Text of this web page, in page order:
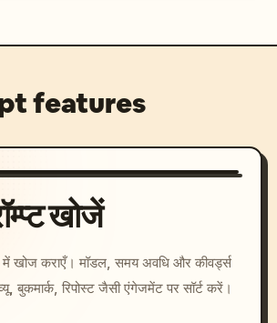
features
खोजें
में खोज कराएँ। मॉडल, समय अवधि और कीवर्ड्स
बुकमार्क, रिपोस्ट जैसी एंगेजमेंट पर सॉर्ट करें।